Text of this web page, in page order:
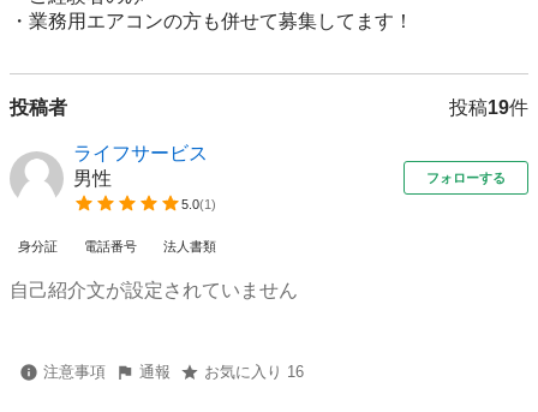
・業務用エアコンの方も併せて募集してます！
投稿者 投稿19件
ライフサービス
男性
5.0(1)
フォローする
身分証 電話番号 法人書類
自己紹介文が設定されていません
注意事項 通報 お気に入り 16